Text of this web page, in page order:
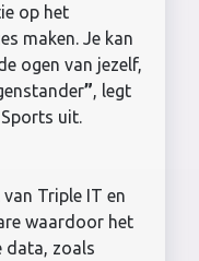
op het
maken. Je kan
ogen van jezelf,
” , legt
uit.
Triple IT en
waardoor het
data, zoals